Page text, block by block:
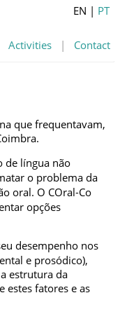
Activities | Contact
EN | PT
que frequentavam,
de língua não
o problema da
oral. O COral‑Co
opções
desempenho nos
e prosódico),
estrutura da
estes fatores e as